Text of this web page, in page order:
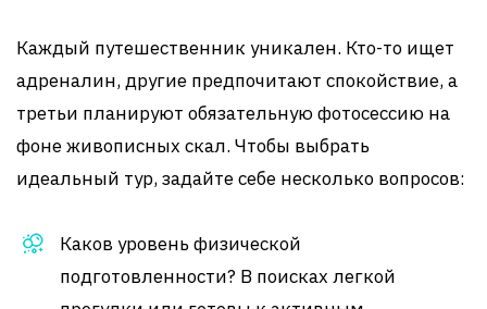
Каждый путешественник уникален. Кто-то ищет
адреналин, другие предпочитают спокойствие, а
третьи планируют обязательную фотосессию на
фоне живописных скал. Чтобы выбрать
идеальный тур, задайте себе несколько вопросов:
Каков уровень физической
подготовленности? В поисках легкой